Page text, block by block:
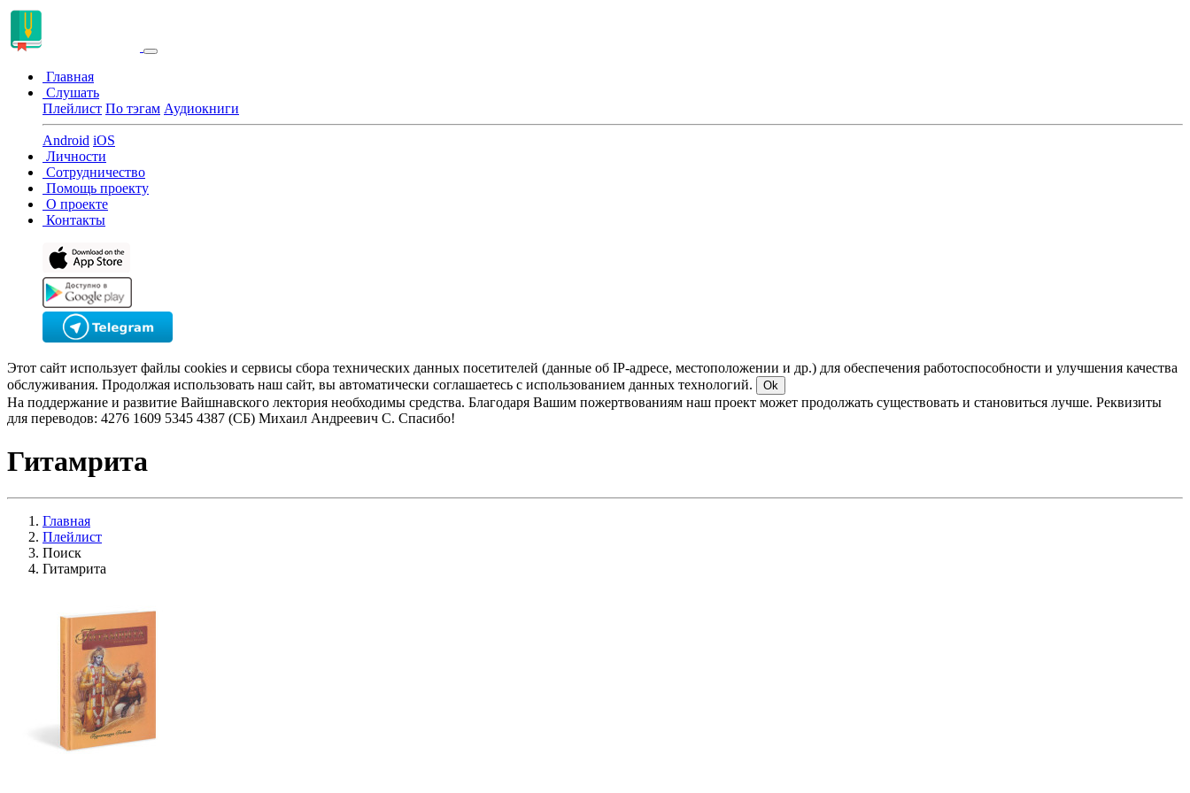
Главная
Слушать
Плейлист По тэгам Аудиокниги
Android iOS
Личности
Сотрудничество
Помощь проекту
О проекте
Контакты
Этот сайт использует файлы cookies и сервисы сбора технических данных посетителей (данные об IP-адресе, местоположении и др.) для обеспечения работоспособности и улучшения качества
обслуживания. Продолжая использовать наш сайт, вы автоматически соглашаетесь с использованием данных технологий.
Ok
На поддержание и развитие Вайшнавского лектория необходимы средства. Благодаря Вашим пожертвованиям наш проект может продолжать существовать и становиться лучше. Реквизиты
для переводов: 4276 1609 5345 4387 (СБ) Михаил Андреевич С. Спасибо!
Гитамрита
Главная
Плейлист
Поиск
Гитамрита